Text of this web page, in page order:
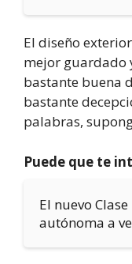
El diseño
mejor guardado
bastante buena
bastante
palabras,
Puede que te
El nuevo
autónoma a